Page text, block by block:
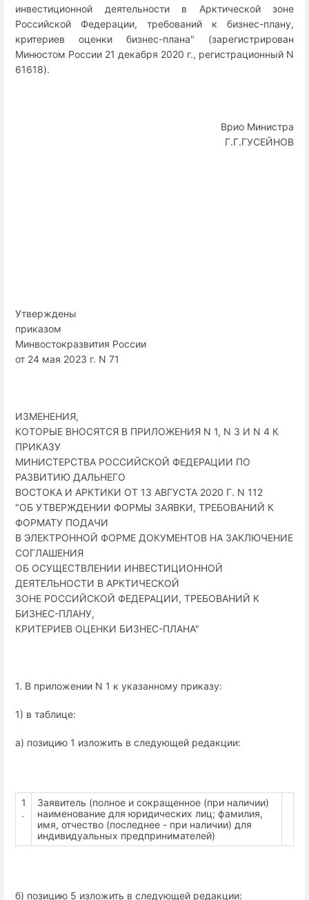
инвестиционной деятельности в Арктической зоне
Российской Федерации, требований к бизнес-плану,
критериев оценки бизнес-плана" (зарегистрирован
Минюстом России 21 декабря 2020 г., регистрационный N
61618).
Врио Министра
Г.Г.ГУСЕЙНОВ
Утверждены
приказом
Минвостокразвития России
от 24 мая 2023 г. N 71
ИЗМЕНЕНИЯ,
КОТОРЫЕ ВНОСЯТСЯ В ПРИЛОЖЕНИЯ N 1, N 3 И N 4 К
ПРИКАЗУ
МИНИСТЕРСТВА РОССИЙСКОЙ ФЕДЕРАЦИИ ПО
РАЗВИТИЮ ДАЛЬНЕГО
ВОСТОКА И АРКТИКИ ОТ 13 АВГУСТА 2020 Г. N 112
"ОБ УТВЕРЖДЕНИИ ФОРМЫ ЗАЯВКИ, ТРЕБОВАНИЙ К
ФОРМАТУ ПОДАЧИ
В ЭЛЕКТРОННОЙ ФОРМЕ ДОКУМЕНТОВ НА ЗАКЛЮЧЕНИЕ
СОГЛАШЕНИЯ
ОБ ОСУЩЕСТВЛЕНИИ ИНВЕСТИЦИОННОЙ
ДЕЯТЕЛЬНОСТИ В АРКТИЧЕСКОЙ
ЗОНЕ РОССИЙСКОЙ ФЕДЕРАЦИИ, ТРЕБОВАНИЙ К
БИЗНЕС-ПЛАНУ,
КРИТЕРИЕВ ОЦЕНКИ БИЗНЕС-ПЛАНА"
1. В приложении N 1 к указанному приказу:
1) в таблице:
а) позицию 1 изложить в следующей редакции:
1
.
Заявитель (полное и сокращенное (при наличии)
наименование для юридических лиц; фамилия,
имя, отчество (последнее - при наличии) для
индивидуальных предпринимателей)
б) позицию 5 изложить в следующей редакции: